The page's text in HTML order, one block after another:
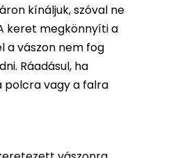
kínáljuk, szóval ne
keret megkönnyíti a
a vászon nem fog
Ráadásul, ha
polcra vagy a falra